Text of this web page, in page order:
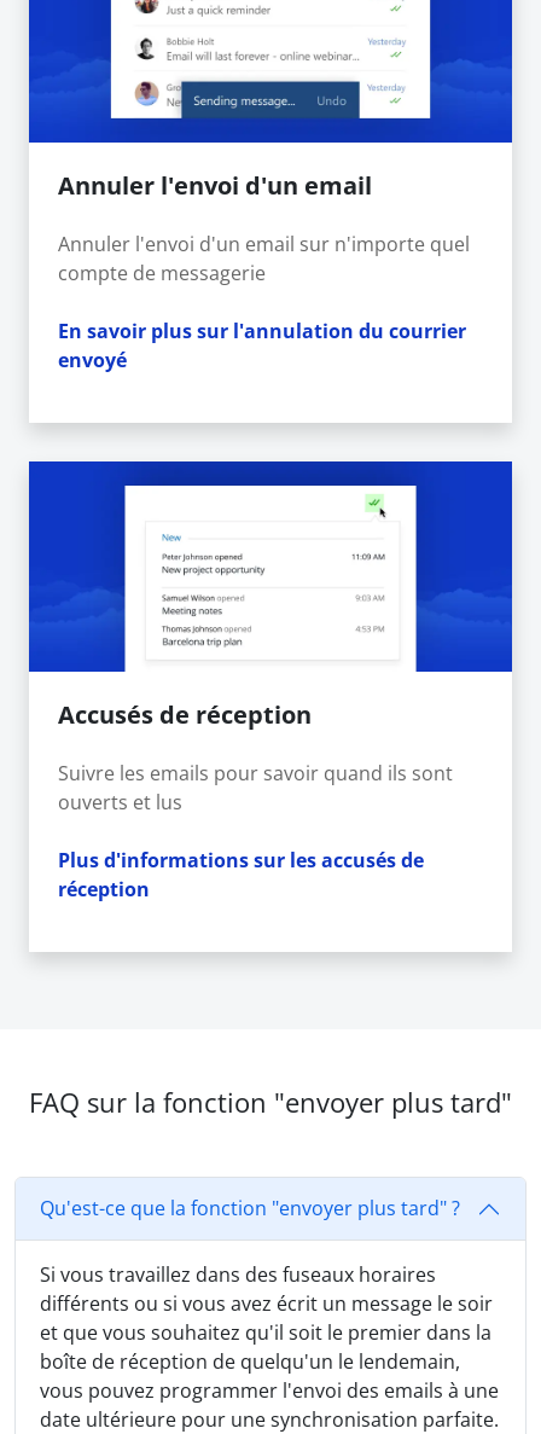
Annuler l'envoi d'un email
Annuler l'envoi d'un email sur n'importe quel
compte de messagerie
En savoir plus sur l'annulation du courrier
envoyé
Accusés de réception
Suivre les emails pour savoir quand ils sont
ouverts et lus
Plus d'informations sur les accusés de
réception
FAQ sur la fonction "envoyer plus tard"
Qu'est-ce que la fonction "envoyer plus tard" ?
Si vous travaillez dans des fuseaux horaires
différents ou si vous avez écrit un message le soir
et que vous souhaitez qu'il soit le premier dans la
boîte de réception de quelqu'un le lendemain,
vous pouvez programmer l'envoi des emails à une
date ultérieure pour une synchronisation parfaite.